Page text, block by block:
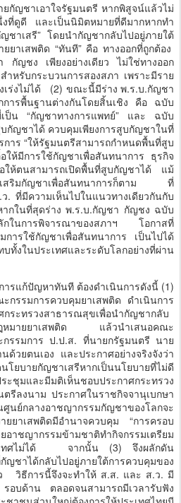
ยกัญชาเอาใจรัฐมนตรี หากพิสูจน์แล้วไม่
ที่ดูดี และเป็นนิมิตหมายที่ดีมากหากทำ
าเสรี” โดยนำกัญชากลับไปอยู่ภายใต้
ยาเสพติด “ทันที” คือ ทางออกที่ถูกต้อง
กัญชง เพียงอย่างเดียว ไม่ใช่ทางออก
ำหรับกระบวนการสองสภา เพราะมีราย
งเร่งไม่ได้ (2) ขณะนี้มีร่าง พ.ร.บ.กัญชา
การพื้นฐานต่างกันโดยสิ้นเชิง คือ ฉบับ
เป็น “กัญชาทางการแพทย์” และ ฉบับ
กัญชาได้ ควบคุมเพียงการสูบกัญชาในที่
าร “ให้รัฐมนตรีสามารถกำหนดพื้นที่สูบ
ให้มีการใช้กัญชาเพื่อสันทนาการ ธุรกิจ
อให้ตนสามารถเปิดพื้นที่สูบกัญชาได้ แม้
งเสริมกัญชาเพื่อสันทนาการก็ตาม ที่
ที่มีความเห็นไปในแนวทางเดียวกันกับ
ากในที่สุดร่าง พ.ร.บ.กัญชา กัญชง ฉบับ
ในการพิจารณาของสภาฯ โอกาสที่
การใช้กัญชาเพื่อสันทนาการ เป็นไปได้
ทั้งในประเทศและระดับโลกอย่างที่ผ่าน
ารแก้ปัญหาทันที ต้องดำเนินการดังนี้ (1)
รรมการควบคุมยาเสพติด ดำเนินการ
ระทรวงสาธารณสุขเพื่อนำกัญชากลับ
ฎหมายยาเสพติด แล้วนำเสนอคณะ
รมการ ป.ป.ส. ที่นายกรัฐมนตรี นาย
วยตนเอง และประกาศอย่างจริงจังว่า
โยบายกัญชาเสรีหากเป็นนโยบายที่ไม่ดี
และมีมติเห็นชอบประกาศกระทรวง
ลงนาม ประกาศในราชกิจจานุเบกษา
นย์กลางอาชญากรรมกัญชาของโลกจะ
ยาเสพติดมีอำนาจควบคุม “การครอบ
อาชญากรรมข้ามชาติทำกิจกรรมเตรียม
ะเทศไม่ได้ จากนั้น (3) จึงผลักดัน
ชาได้กลับไปอยู่ภายใต้การควบคุมของ
วิธีการนี้จึงจะทำให้ ส.ส. และ ส.ว. มี
รอบด้าน ตลอดจนสามารถมีเวลารับฟัง